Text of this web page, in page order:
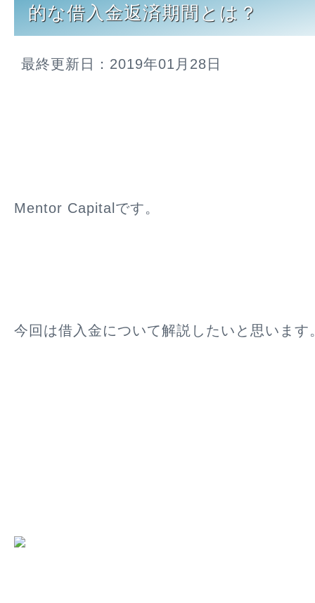
的な借入金返済期間とは？
最終更新日：2019年01月28日
Mentor Capitalです。
今回は借入金について解説したいと思います